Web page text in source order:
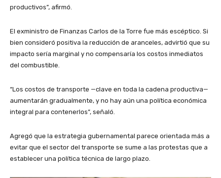
productivos”, afirmó.
El exministro de Finanzas Carlos de la Torre fue más escéptico. Si
bien consideró positiva la reducción de aranceles, advirtió que su
impacto sería marginal y no compensaría los costos inmediatos
del combustible.
“Los costos de transporte —clave en toda la cadena productiva—
aumentarán gradualmente, y no hay aún una política económica
integral para contenerlos”, señaló.
Agregó que la estrategia gubernamental parece orientada más a
evitar que el sector del transporte se sume a las protestas que a
establecer una política técnica de largo plazo.